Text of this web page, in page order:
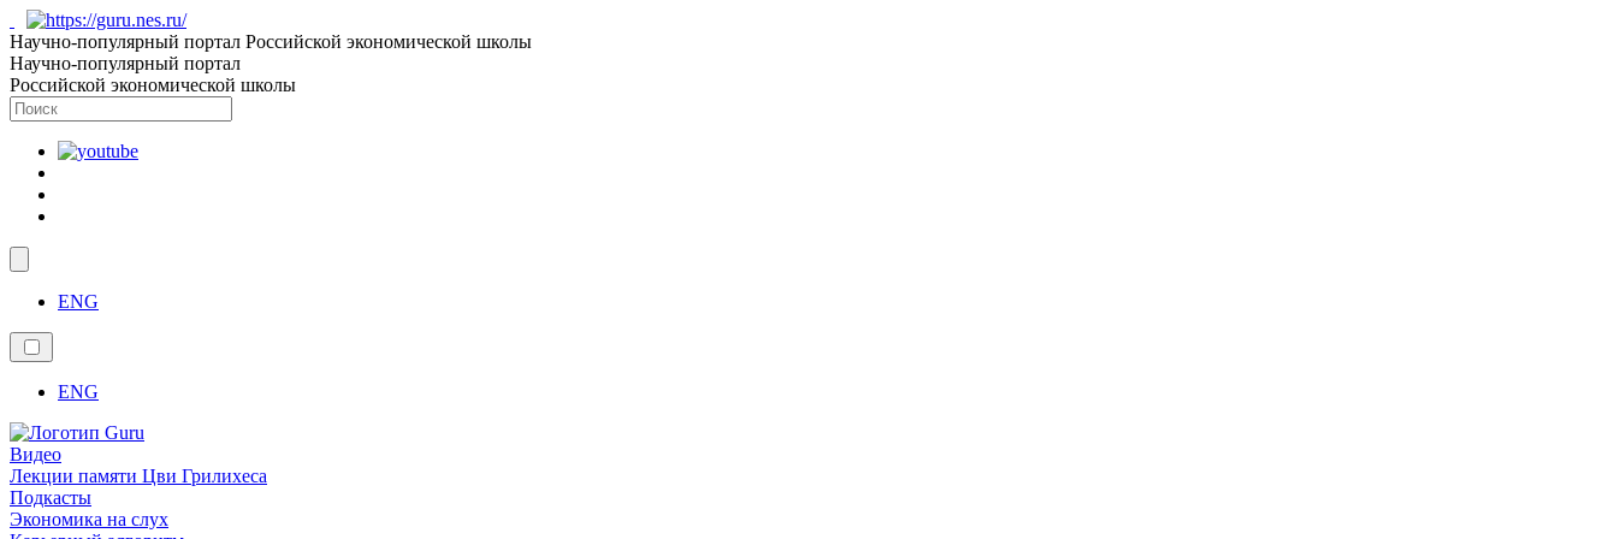
Научно-популярный портал Российской экономической школы
Научно-популярный портал
Российской экономической школы
ENG
ENG
Видео
Лекции памяти Цви Грилихеса
Подкасты
Экономика на слух